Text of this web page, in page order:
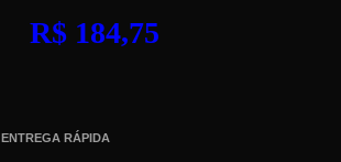
R$ 184,75
ENTREGA RÁPIDA